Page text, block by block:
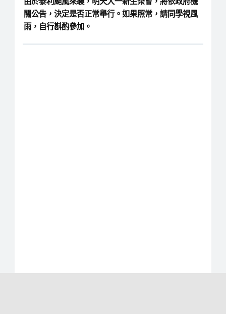
關公告，決定是否正常舉行。如果照常，請同學視風
雨，自行斟酌參加。